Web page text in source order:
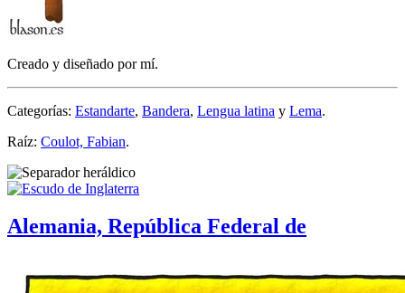
Creado y diseñado por mí.
Categorías: Estandarte, Bandera, Lengua latina y Lema.
Raíz: Coulot, Fabian.
Alemania, República Federal de